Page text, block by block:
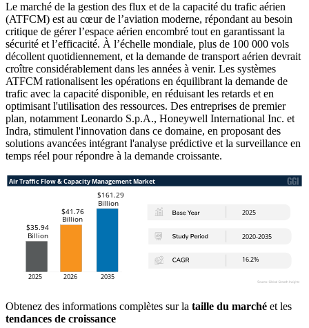
Le marché de la gestion des flux et de la capacité du trafic aérien
(ATFCM) est au cœur de l’aviation moderne, répondant au besoin
critique de gérer l’espace aérien encombré tout en garantissant la
sécurité et l’efficacité. À l’échelle mondiale, plus de 100 000 vols
décollent quotidiennement, et la demande de transport aérien devrait
croître considérablement dans les années à venir. Les systèmes
ATFCM rationalisent les opérations en équilibrant la demande de
trafic avec la capacité disponible, en réduisant les retards et en
optimisant l'utilisation des ressources. Des entreprises de premier
plan, notamment Leonardo S.p.A., Honeywell International Inc. et
Indra, stimulent l'innovation dans ce domaine, en proposant des
solutions avancées intégrant l'analyse prédictive et la surveillance en
temps réel pour répondre à la demande croissante.
Obtenez des informations complètes sur la taille du marché et les
tendances de croissance